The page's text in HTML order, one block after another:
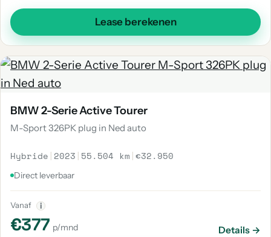
Lease berekenen
BMW 2-Serie Active Tourer
M-Sport 326PK plug in Ned auto
Hybride | 2023 | 55.504 km |€32.950
Direct leverbaar
Vanaf i
€377 p/mnd Details →